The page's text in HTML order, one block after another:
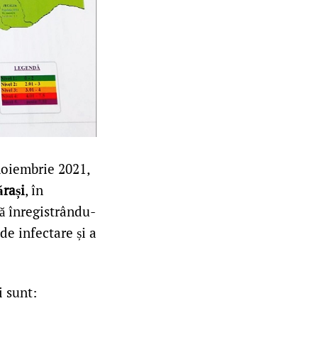
2021,
, în
înregistrându-
infectare și a
sunt: